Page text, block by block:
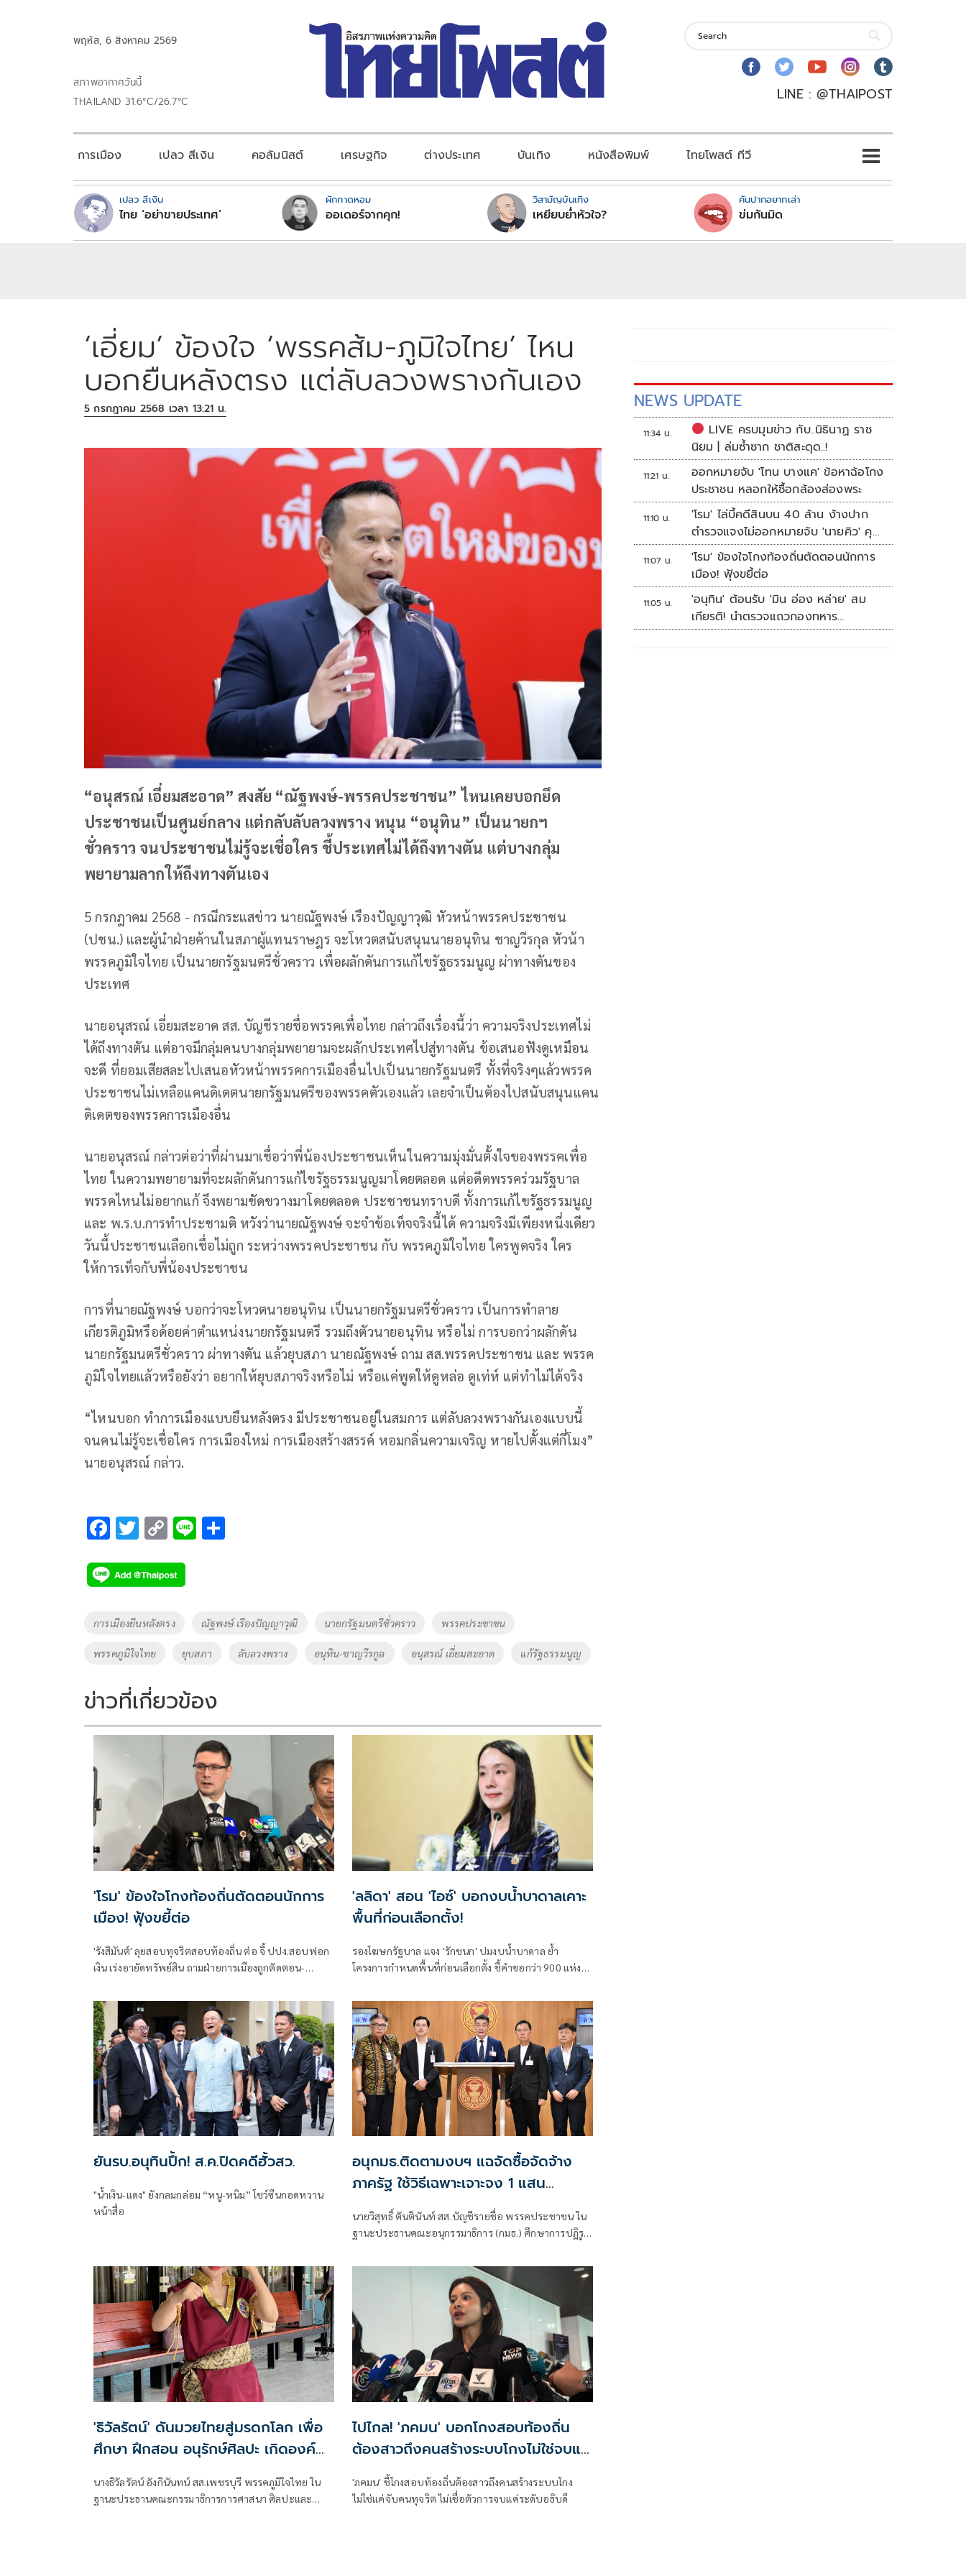
พฤหัส, 6 สิงหาคม 2569
สภาพอากาศวันนี้
THAILAND 31.6°C/26.7°C
LINE : @THAIPOST
การเมือง เปลว สีเงิน คอลัมนิสต์ เศรษฐกิจ ต่างประเทศ บันเทิง หนังสือพิมพ์ ไทยโพสต์ ทีวี
เปลว สีเงิน
ไทย ‘อย่าขายประเทศ’
ผักกาดหอม
ออเดอร์จากคุก!
วิสามัญบันเทิง
เหยียบย่ำหัวใจ?
คันปากอยากเล่า
ข่มกันมิด
‘เอี่ยม’ ข้องใจ ‘พรรคส้ม-ภูมิใจไทย’ ไหน
บอกยืนหลังตรง แต่ลับลวงพรางกันเอง
5 กรกฎาคม 2568 เวลา 13:21 น.
“อนุสรณ์ เอี่ยมสะอาด” สงสัย “ณัฐพงษ์-พรรคประชาชน” ไหนเคยบอกยึด
ประชาชนเป็นศูนย์กลาง แต่กลับลับลวงพราง หนุน “อนุทิน” เป็นนายกฯ
ชั่วคราว จนประชาชนไม่รู้จะเชื่อใคร ชี้ประเทศไม่ได้ถึงทางตัน แต่บางกลุ่ม
พยายามลากให้ถึงทางตันเอง
5 กรกฎาคม 2568 - กรณีกระแสข่าว นายณัฐพงษ์ เรืองปัญญาวุฒิ หัวหน้าพรรคประชาชน
(ปชน.) และผู้นำฝ่ายค้านในสภาผู้แทนราษฎร จะโหวตสนับสนุนนายอนุทิน ชาญวีรกุล หัวน้า
พรรคภูมิใจไทย เป็นนายกรัฐมนตรีชั่วคราว เพื่อผลักดันการแก้ไขรัฐธรรมนูญ ผ่าทางตันของ
ประเทศ
นายอนุสรณ์ เอี่ยมสะอาด สส. บัญชีรายชื่อพรรคเพื่อไทย กล่าวถึงเรื่องนี้ว่า ความจริงประเทศไม่
ได้ถึงทางตัน แต่อาจมีกลุ่มคนบางกลุ่มพยายามจะผลักประเทศไปสู่ทางตัน ข้อเสนอฟังดูเหมือน
จะดี ที่ยอมเสียสละไปเสนอหัวหน้าพรรคการเมืองอื่นไปเป็นนายกรัฐมนตรี ทั้งที่จริงๆแล้วพรรค
ประชาชนไม่เหลือแคนดิเดตนายกรัฐมนตรีของพรรคตัวเองแล้ว เลยจำเป็นต้องไปสนับสนุนแคน
ดิเดตของพรรคการเมืองอื่น
นายอนุสรณ์ กล่าวต่อว่าที่ผ่านมาเชื่อว่าพี่น้องประชาชนเห็นในความมุ่งมั่นตั้งใจของพรรคเพื่อ
ไทย ในความพยายามที่จะผลักดันการแก้ไขรัฐธรรมนูญมาโดยตลอด แต่อดีตพรรคร่วมรัฐบาล
พรรคไหนไม่อยากแก้ จึงพยามขัดขวางมาโดยตลอด ประชาชนทราบดี ทั้งการแก้ไขรัฐธรรมนูญ
และ พ.ร.บ.การทำประชามติ หวังว่านายณัฐพงษ์ จะจำข้อเท็จจริงนี้ได้ ความจริงมีเพียงหนึ่งเดียว
วันนี้ประชาชนเลือกเชื่อไม่ถูก ระหว่างพรรคประชาชน กับ พรรคภูมิใจไทย ใครพูดจริง ใคร
ให้การเท็จกับพี่น้องประชาชน
การที่นายณัฐพงษ์ บอกว่าจะโหวตนายอนุทิน เป็นนายกรัฐมนตรีชั่วคราว เป็นการทำลาย
เกียรติภูมิหรือด้อยค่าตำแหน่งนายกรัฐมนตรี รวมถึงตัวนายอนุทิน หรือไม่ การบอกว่าผลักดัน
นายกรัฐมนตรีชั่วคราว ผ่าทางตัน แล้วยุบสภา นายณัฐพงษ์ ถาม สส.พรรคประชาชน และ พรรค
ภูมิใจไทยแล้วหรือยังว่า อยากให้ยุบสภาจริงหรือไม่ หรือแค่พูดให้ดูหล่อ ดูเท่ห์ แต่ทำไม่ได้จริง
“ไหนบอก ทำการเมืองแบบยืนหลังตรง มีประชาชนอยู่ในสมการ แต่ลับลวงพรางกันเองแบบนี้
จนคนไม่รู้จะเชื่อใคร การเมืองใหม่ การเมืองสร้างสรรค์ หอมกลิ่นความเจริญ หายไปตั้งแต่กี่โมง”
นายอนุสรณ์ กล่าว.
F
e
b
o
k
T
tt
er
C
p
y
Li
Li
Tags
การเมืองยืนหลังตรง ณัฐพงษ์ เรืองปัญญาวุฒิ นายกรัฐมนตรีชั่วคราว พรรคประชาชน
พรรคภูมิใจไทย ยุบสภา ลับลวงพราง อนุทิน-ชาญวีรกูล อนุสรณ์ เอี่ยมสะอาด แก้รัฐธรรมนูญ
ข่าวที่เกี่ยวข้อง
'โรม' ข้องใจโกงท้องถิ่นตัดตอนนักการ
เมือง! ฟุ้งขยี้ต่อ
'รังสิมันต์' ลุยสอบทุจริตสอบท้องถิ่น ต่อ จี้ ปปง.สอบฟอก
เงิน เร่งอายัดทรัพย์สิน ถามฝ่ายการเมืองถูกตัดตอน-
มาตรการป้องกันจะรัดกุมหรือไม่
'ลลิดา' สอน 'ไอซ์' บอกงบน้ำบาดาลเคาะ
พื้นที่ก่อนเลือกตั้ง!
รองโฆษกรัฐบาล แจง 'รักชนก' ปมงบน้ำบาดาล ย้ำ
โครงการกำหนดพื้นที่ก่อนเลือกตั้ง ชี้คำขอกว่า 900 แห่ง
ยันรบ.อนุทินปึ้ก! ส.ค.ปิดคดีฮั้วสว.
"น้ำเงิน-แดง" ยังกลมกล่อม “หนู-หนิม” โชว์ซีนกอดหวาน
หน้าสื่อ
อนุกมธ.ติดตามงบฯ แฉจัดซื้อจัดจ้าง
ภาครัฐ ใช้วิธีเฉพาะเจาะจง 1 แสน
โครงการทั่วประเทศ เอื้อทุจริตงบกว่า 5
หมื่นล้านบาท
นายวิสุทธิ์ ตันตินันท์ สส.บัญชีรายชื่อ พรรคประชาชน ใน
ฐานะประธานคณะอนุกรรมาธิการ (กมธ.) ศึกษาการปฏิรูป
จัดทำและติดตามการบริหารงบประมาณ สภาผู้แทน
ราษฎร แถลงความคืบหน้า "การศึกษาการปฏิรูปการจัดซื้อ
จัดจ้างภาครัฐ" ว่า คณะอนุกรรมาธิการชุดนี้ประกอบด้วย
ตัวแทน สส.
'ธิวัลรัตน์' ดันมวยไทยสู่มรดกโลก เพื่อ
ศึกษา ฝึกสอน อนุรักษ์ศิลปะ เกิดองค์
ในระดับนานาชาติ
นางธิวัลรัตน์ อังกินันทน์ สส.เพชรบุรี พรรคภูมิใจไทย ใน
ฐานะประธานคณะกรรมาธิการการศาสนา ศิลปะและ
ไปไกล! 'ภคมน' บอกโกงสอบท้องถิ่น
ต้องสาวถึงคนสร้างระบบโกงไม่ใช่จบแค่
อธิบดี
'ภคมน' ชี้โกงสอบท้องถิ่นต้องสาวถึงคนสร้างระบบโกง
ไม่ใช่แค่จับคนทุจริต ไม่เชื่อตัวการจบแค่ระดับอธิบดี
NEWS UPDATE
11:34 น.
LIVE ครบมุมข่าว กับ..นิธินาฏ ราช
นิยม | ล่มซ้ำซาก ชาติสะดุด..!
11:21 น.
ออกหมายจับ 'โทน บางแค' ข้อหาฉ้อโกง
ประชาชน หลอกให้ซื้อกล้องส่องพระ
11:10 น.
'โรม' ไล่บี้คดีสินบน 40 ล้าน ง้างปาก
ตำรวจแจงไม่ออกหมายจับ 'นายคิว' คุม
เว็บพนัน
11:07 น.
'โรม' ข้องใจโกงท้องถิ่นตัดตอนนักการ
เมือง! ฟุ้งขยี้ต่อ
11:05 น.
'อนุทิน' ต้อนรับ 'มิน อ่อง หล่าย' สม
เกียรติ! นำตรวจแถวกองทหาร
เกียรติยศ